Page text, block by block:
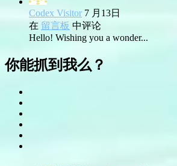
Codex Visitor 7 月13日
在 留言板 中评论
Hello! Wishing you a wonder...
你能抓到我么？